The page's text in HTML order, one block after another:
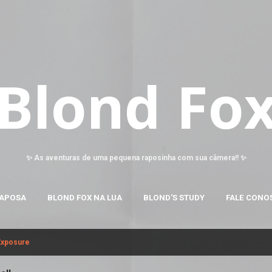
✨ As aventuras de uma pequena raposinha com sua câmera!! ✨
BLOND FOX NA LUA BLOND'S STUDY FALE